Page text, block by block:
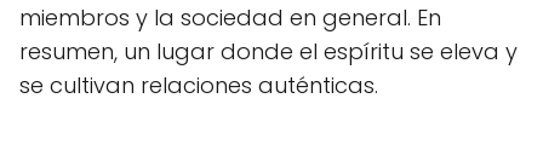
miembros y la sociedad en general. En
resumen, un lugar donde el espíritu se eleva y
se cultivan relaciones auténticas.